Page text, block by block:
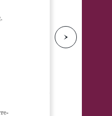
N
e
s
t
e
s
i
d
e